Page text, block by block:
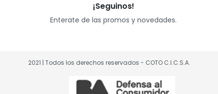
¡Seguinos!
Enterate de las promos y novedades.
2021 | Todos los derechos reservados - COTO C.I.C.S.A.